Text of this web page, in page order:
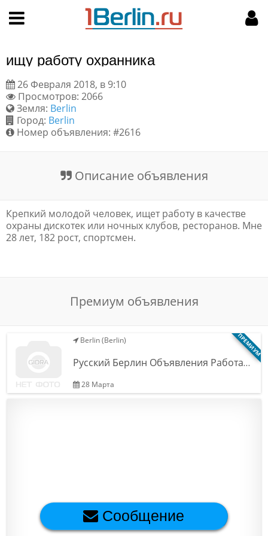
Поиск
Пользовательское соглашение
Правила доски объявлений
Цены на услуги
МОЙ АККАУНТ
Мои объявления
ищу работу охранника
26 Февраля 2018, в 9:10
Просмотров: 2066
Земля: Berlin
Город: Berlin
Номер объявления: #2616
Описание объявления
Крепкий молодой человек, ищет работу в качестве
охраны дискотек или ночных клубов, ресторанов. Мне
28 лет, 182 рост, спортсмен.
Премиум объявления
ПРЕМИУМ
Berlin (Berlin)
Русский Берлин Объявления Работа…
28 Марта
Сообщение